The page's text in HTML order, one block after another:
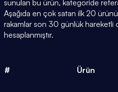
sunulan bu ürün, kategoride
Aşağıda en çok satan ilk 20
rakamlar son 30 günlük hareketli
hesaplanmıştır.
# Ürün